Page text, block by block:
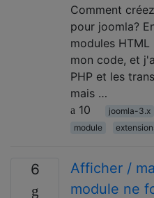
Comment
pour joomla?
modules
mon code, et
PHP et les
mais …
10
joomla-3.x
module
6
Afficher /
module ne